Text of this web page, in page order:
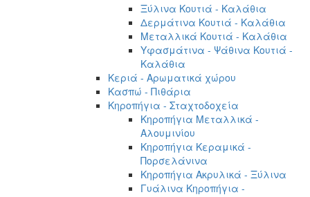
Ξύλινα Κουτιά - Καλάθια
Δερμάτινα Κουτιά - Καλάθια
Μεταλλικά Κουτιά - Καλάθια
Υφασμάτινα - Ψάθινα Κουτιά -
Καλάθια
Κεριά - Αρωματικά χώρου
Κασπώ - Πιθάρια
Κηροπήγια - Σταχτοδοχεία
Κηροπήγια Μεταλλικά -
Αλουμινίου
Κηροπήγια Κεραμικά -
Πορσελάνινα
Κηροπήγια Ακρυλικά - Ξύλινα
Γυάλινα Κηροπήγια -